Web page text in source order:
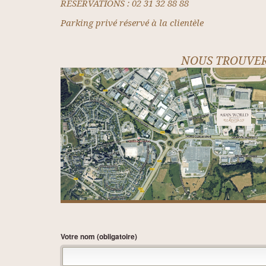
RESERVATIONS : 02 31 32 88 88
Parking privé réservé à la clientèle
NOUS
Votre nom (obligatoire)